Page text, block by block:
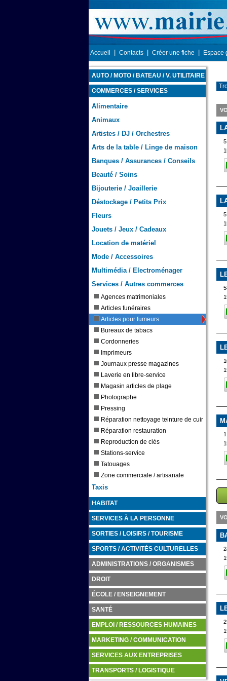
Accueil Contacts Créer une fiche Espace
AUTO / MOTO / BATEAU / V. UTILITAIRE
COMMERCES / SERVICES
Alimentaire
Animaux
Artistes / DJ / Orchestres
Arts de la table / Linge de maison
Banques / Assurances / Conseils
Beauté / Soins
Bijouterie / Joaillerie
Déstockage / Petits Prix
Fleurs
Jouets / Jeux / Cadeaux
Location de matériel
Mode / Accessoires
Multimédia / Electroménager
Services / Autres commerces
Agences matrimoniales
Articles funéraires
Articles pour fumeurs
Bureaux de tabacs
Cordonneries
Imprimeurs
Journaux presse magazines
Laverie en libre-service
Magasin articles de plage
Photographe
Pressing
Réparation nettoyage teinture de cuir
Réparation restauration
Reproduction de clés
Stations-service
Tatouages
Zone commerciale / artisanale
Taxis
HABITAT
SERVICES À LA PERSONNE
SORTIES / LOISIRS / TOURISME
SPORTS / ACTIVITÉS CULTURELLES
ADMINISTRATIONS / ORGANISMES
DROIT
ÉCOLE / ENSEIGNEMENT
SANTÉ
EMPLOI / RESSOURCES HUMAINES
MARKETING / COMMUNICATION
SERVICES AUX ENTREPRISES
TRANSPORTS / LOGISTIQUE